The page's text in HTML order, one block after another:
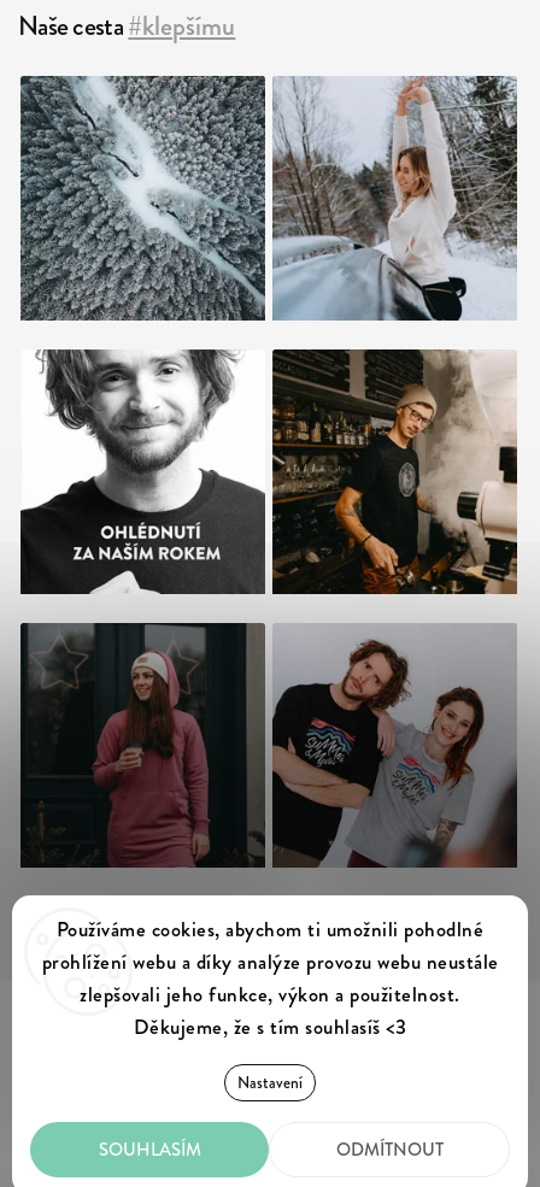
Používáme cookies, abychom ti umožnili pohodlné
prohlížení webu a díky analýze provozu webu neustále
zlepšovali jeho funkce, výkon a použitelnost.
Děkujeme, že s tím souhlasíš <3
Nastavení
ODMÍTNOUT
SOUHLASÍM
Naše cesta#klepšímu
Sledovat na Instagramu
Summer & Myles. Všechna práva vyhrazena.
Upravit nastavení cookies